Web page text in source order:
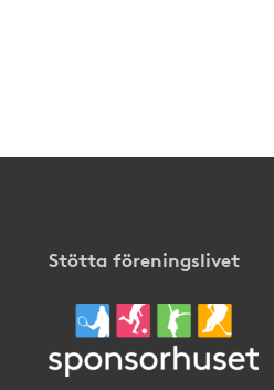
Stötta föreningslivet